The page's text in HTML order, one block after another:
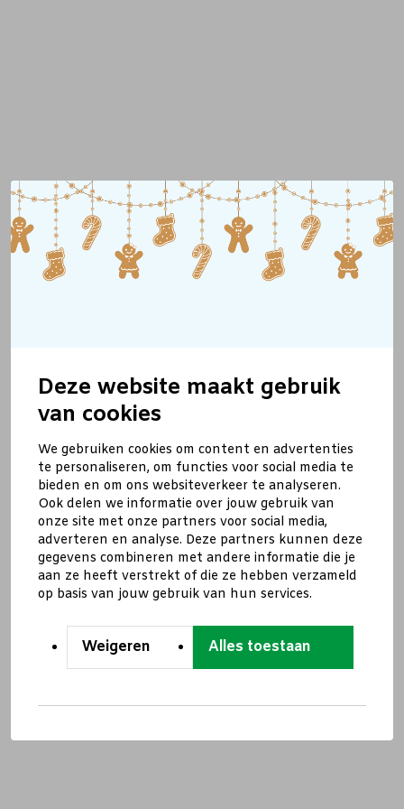
Deze website maakt gebruik
van cookies
We gebruiken cookies om content en advertenties
te personaliseren, om functies voor social media te
bieden en om ons websiteverkeer te analyseren.
Ook delen we informatie over jouw gebruik van
onze site met onze partners voor social media,
adverteren en analyse. Deze partners kunnen deze
gegevens combineren met andere informatie die je
aan ze heeft verstrekt of die ze hebben verzameld
op basis van jouw gebruik van hun services.
Weigeren Alles toestaan